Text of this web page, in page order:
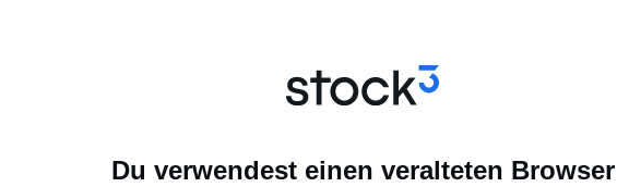
Du verwendest einen veralteten Browser